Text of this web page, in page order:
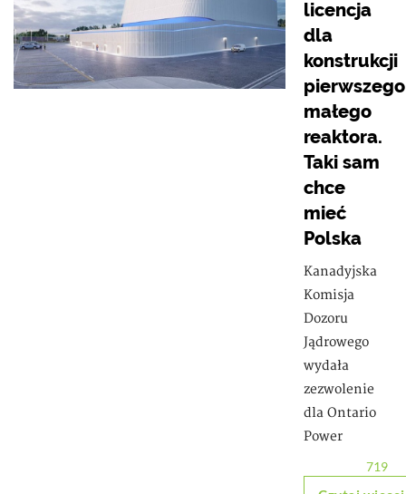
licencja
dla
konstrukcji
pierwszego
małego
reaktora.
Taki sam
chce
mieć
Polska
Kanadyjska
Komisja
Dozoru
Jądrowego
wydała
zezwolenie
dla Ontario
Power
719